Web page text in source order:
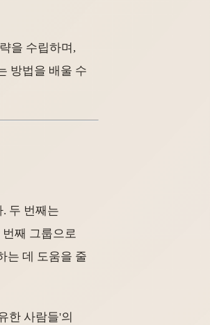
을 수립하며,
방법을 배울 수
두 번째는
째 그룹으로
는 데 도움을 줄
한 사람들'의